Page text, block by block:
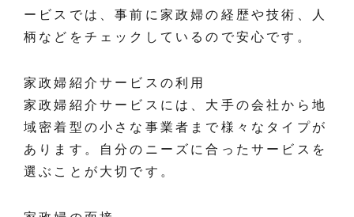
ービスでは、事前に家政婦の経歴や技術、人
柄などをチェックしているので安心です。
家政婦紹介サービスの利用
家政婦紹介サービスには、大手の会社から地
域密着型の小さな事業者まで様々なタイプが
あります。自分のニーズに合ったサービスを
選ぶことが大切です。